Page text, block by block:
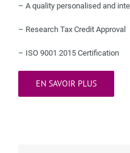
– A quality personalised and
– Research Tax Credit Approval
– ISO 9001 2015 Certification
EN SAVOIR PLUS